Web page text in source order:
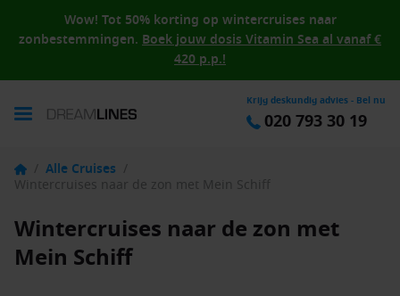
Wow! Tot 50% korting op wintercruises naar
zonbestemmingen. Boek jouw dosis Vitamin Sea al vanaf €
420 p.p.!
Krijg deskundig advies - Bel nu
020 793 30 19
/ Alle Cruises /
Wintercruises naar de zon met Mein Schiff
Wintercruises naar de zon met
Mein Schiff